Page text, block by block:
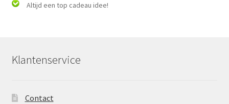
Altijd een top cadeau idee!
Klantenservice
Contact